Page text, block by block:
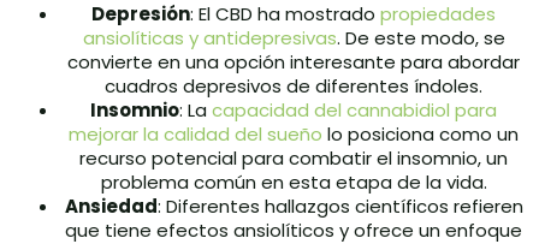
Depresión: El CBD ha mostrado propiedades
ansiolíticas y antidepresivas. De este modo, se
convierte en una opción interesante para abordar
cuadros depresivos de diferentes índoles.
Insomnio: La capacidad del cannabidiol para
mejorar la calidad del sueño lo posiciona como un
recurso potencial para combatir el insomnio, un
problema común en esta etapa de la vida.
Ansiedad: Diferentes hallazgos científicos refieren
que tiene efectos ansiolíticos y ofrece un enfoque